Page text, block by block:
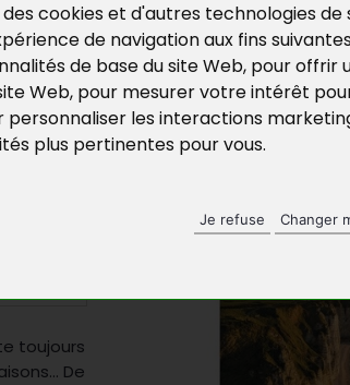
cookies et d'autres technologies de
de navigation aux fins
de base du site Web, pour offrir
Web, pour mesurer votre intérêt
personnaliser les interactions
plus pertinentes pour vous.
Je refuse Changer
toujours
De